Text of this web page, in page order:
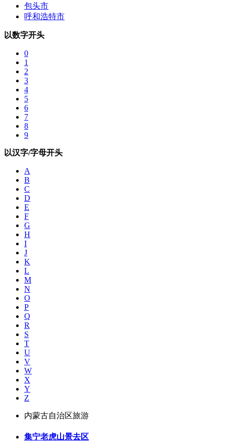
包头市
呼和浩特市
以数字开头
0
1
2
3
4
5
6
7
8
9
以汉字/字母开头
A
B
C
D
E
F
G
H
I
J
K
L
M
N
O
P
Q
R
S
T
U
V
W
X
Y
Z
内蒙古自治区旅游
集宁老虎山景去区